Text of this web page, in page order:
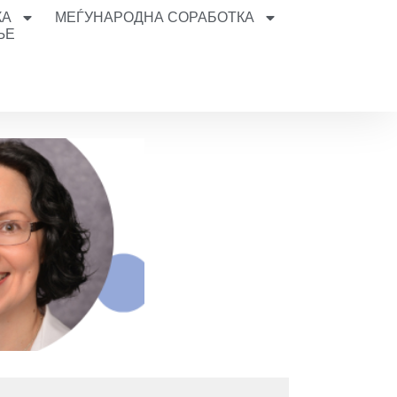
МЕЃУНАРОДНА СОРАБОТКА